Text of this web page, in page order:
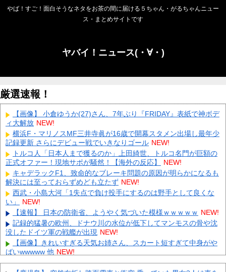
やば！すご！面白そうなネタをお茶の間に届ける５ちゃん・がるちゃんニュー
ス・まとめサイトです
ヤバイ！ニュース(・∀・)
厳選速報！
【画像】 小倉ゆうか(27)さん、7年ぶり『FRIDAY』表紙で神ボデ
ィ大解放 NEW!
横浜F・マリノスMF三井寺眞が16歳で開幕スタメン出場し最年少
記録更新 さらにデビュー戦でいきなりゴール NEW!
トルコ人「日本人まで獲るのか」上田綺世、トルコ名門が巨額の
正式オファー！現地サポが騒然！【海外の反応】
NEW!
キャデラックF1、致命的なブレーキ問題の原因が明らかになるも
解決には至っておらずめども立たず NEW!
西武・小島大河「1失点で負け投手にするのは野手として良くな
い」
NEW!
【速報】 日本の防衛省、ようやく気づいた模様ｗｗｗｗｗ NEW!
記録的猛暑の欧州、ドナウ川の水位が低下してマンモスの骨や沈
没したドイツ軍の戦艦が出現 NEW!
【画像】きれいすぎる天気お姉さん、スカート短すぎて中身がや
ばいwwwww 他 NEW!
中国人「中国では赤信号でも右折できます」 他 NEW!